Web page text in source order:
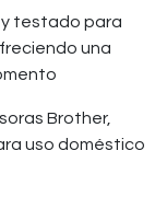
testado para
una
Brother,
uso doméstico